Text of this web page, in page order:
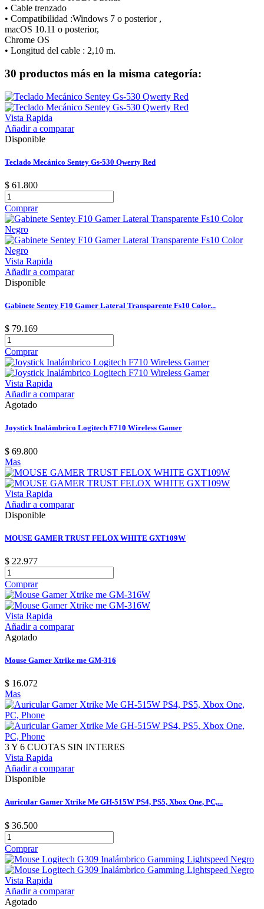
• Cable trenzado
• Compatibilidad :Windows 7 o posterior ,
macOS 10.11 o posterior,
Chrome OS
• Longitud del cable : 2,10 m.
30 productos más en la misma categoría:
Vista Rapida
Añadir a comparar
Disponible
Teclado Mecánico Sentey Gs-530 Qwerty Red
$ 61.800
Comprar
Vista Rapida
Añadir a comparar
Disponible
Gabinete Sentey F10 Gamer Lateral Transparente Fs10 Color...
$ 79.169
Comprar
Vista Rapida
Añadir a comparar
Agotado
Joystick Inalámbrico Logitech F710 Wireless Gamer
$ 69.800
Mas
Vista Rapida
Añadir a comparar
Disponible
MOUSE GAMER TRUST FELOX WHITE GXT109W
$ 22.977
Comprar
Vista Rapida
Añadir a comparar
Agotado
Mouse Gamer Xtrike me GM-316
$ 16.072
Mas
3 Y 6 CUOTAS SIN INTERES
Vista Rapida
Añadir a comparar
Disponible
Auricular Gamer Xtrike Me GH-515W PS4, PS5, Xbox One, PC,...
$ 36.500
Comprar
Vista Rapida
Añadir a comparar
Agotado